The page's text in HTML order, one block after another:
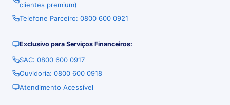
clientes premium)
Telefone Parceiro: 0800 600 0921
Exclusivo para Serviços Financeiros:
SAC: 0800 600 0917
Ouvidoria: 0800 600 0918
Atendimento Acessível